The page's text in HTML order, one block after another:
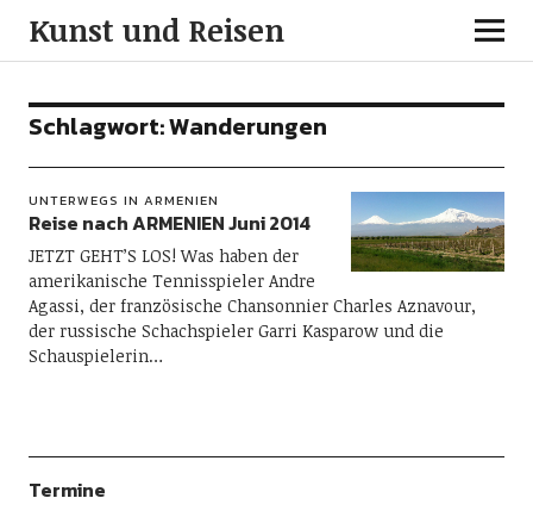
Kunst und Reisen
Schlagwort:Wanderungen
UNTERWEGS IN ARMENIEN
Reise nach ARMENIEN Juni 2014
JETZT GEHT’S LOS! Was haben der
amerikanische Tennisspieler Andre
Agassi, der französische Chansonnier Charles Aznavour,
der russische Schachspieler Garri Kasparow und die
Schauspielerin…
Termine